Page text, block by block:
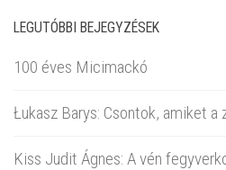
LEGUTÓBBI BEJEGYZÉSEK
100 éves Micimackó
Łukasz Barys: Csontok, amiket a
Kiss Judit Ágnes: A vén